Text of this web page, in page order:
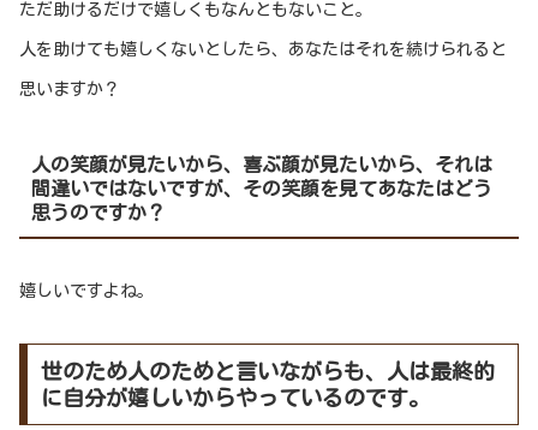
ただ助けるだけで嬉しくもなんともないこと。
人を助けても嬉しくないとしたら、あなたはそれを続けられると
思いますか？
人の笑顔が見たいから、喜ぶ顔が見たいから、それは
間違いではないですが、その笑顔を見てあなたはどう
思うのですか？
嬉しいですよね。
世のため人のためと言いながらも、人は最終的
に自分が嬉しいからやっているのです。